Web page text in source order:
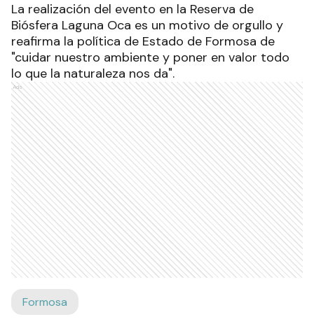
La realización del evento en la Reserva de
Biósfera Laguna Oca es un motivo de orgullo y
reafirma la política de Estado de Formosa de
"cuidar nuestro ambiente y poner en valor todo
lo que la naturaleza nos da".
Ads
Formosa